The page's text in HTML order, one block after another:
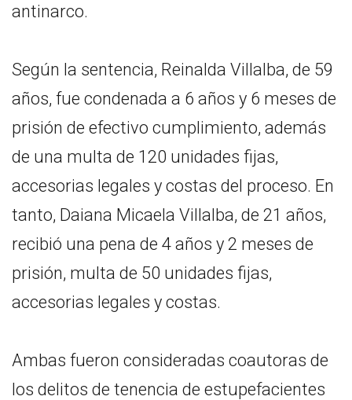
antinarco.
Según la sentencia, Reinalda Villalba, de 59
años, fue condenada a 6 años y 6 meses de
prisión de efectivo cumplimiento, además
de una multa de 120 unidades fijas,
accesorias legales y costas del proceso. En
tanto, Daiana Micaela Villalba, de 21 años,
recibió una pena de 4 años y 2 meses de
prisión, multa de 50 unidades fijas,
accesorias legales y costas.
Ambas fueron consideradas coautoras de
los delitos de tenencia de estupefacientes